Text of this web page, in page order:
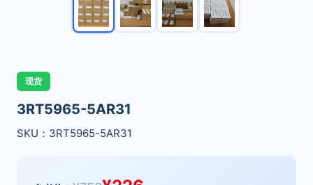
现货
3RT5965-5AR31
SKU：3RT5965-5AR31